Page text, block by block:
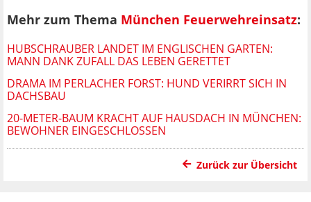
Mehr zum Thema München Feuerwehreinsatz:
HUBSCHRAUBER LANDET IM ENGLISCHEN GARTEN:
MANN DANK ZUFALL DAS LEBEN GERETTET
DRAMA IM PERLACHER FORST: HUND VERIRRT SICH IN
DACHSBAU
20-METER-BAUM KRACHT AUF HAUSDACH IN MÜNCHEN:
BEWOHNER EINGESCHLOSSEN
Zurück zur Übersicht